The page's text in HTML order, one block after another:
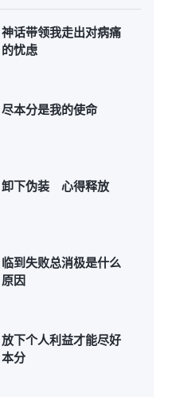
神话带领我走出对病痛
的忧虑
尽本分是我的使命
卸下伪装 心得释放
临到失败总消极是什么
原因
放下个人利益才能尽好
本分